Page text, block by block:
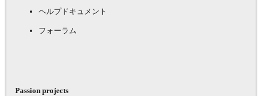
ヘルプドキュメント
フォーラム
Passion projects